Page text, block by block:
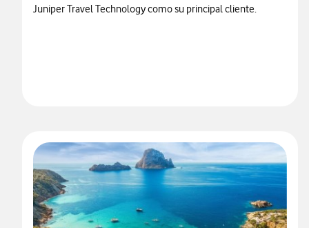
Juniper Travel Technology como su principal cliente.